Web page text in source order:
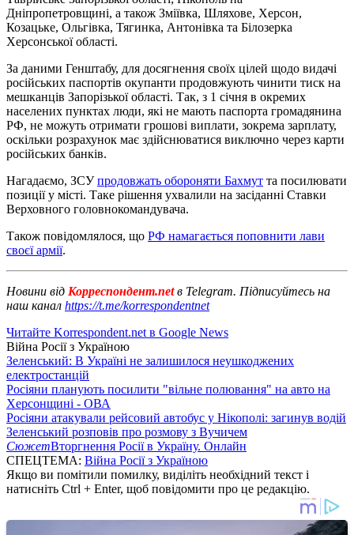
Дніпропетровщині, а також Зміївка, Шляхове, Херсон,
Козацьке, Ольгівка, Тягинка, Антонівка та Білозерка
Херсонської області.
За даними Генштабу, для досягнення своїх цілей щодо видачі
російських паспортів окупанти продовжують чинити тиск на
мешканців Запорізької області. Так, з 1 січня в окремих
населених пунктах люди, які не мають паспорта громадянина
РФ, не можуть отримати грошові виплати, зокрема зарплату,
оскільки розрахунок має здійснюватися виключно через карти
російських банків.
Нагадаємо, ЗСУпродовжать обороняти Бахмут та посилювати
позиції у місті. Таке рішення ухвалили на засіданні Ставки
Верховного головнокомандувача.
Також повідомлялося, що РФ намагається поповнити лави
своєї армії.
Новини від Корреспондент.netв Telegram. Підписуйтесь на
наш канал https://t.me/korrespondentnet
Читайте Korrespondent.net в Google News
Війна Росії з Україною
Зеленський: В Україні не залишилося неушкоджених
електростанцій
Росіяни планують посилити "вільне полювання" на авто на
Херсонщині - ОВА
Росіяни атакували рейсовий автобус у Нікополі: загинув водій
Зеленський розповів про розмову з Вучичем
СюжетВторгнення Росії в Україну. Онлайн
СПЕЦТЕМА: Війна Росії з Україною
Якщо ви помітили помилку, виділіть необхідний текст і
натисніть Ctrl + Enter, щоб повідомити про це редакцію.